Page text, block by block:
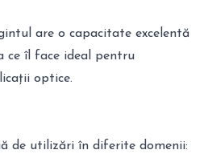
are o capacitate excelentă
ce îl face ideal pentru
optice.
de utilizări în diferite domenii: